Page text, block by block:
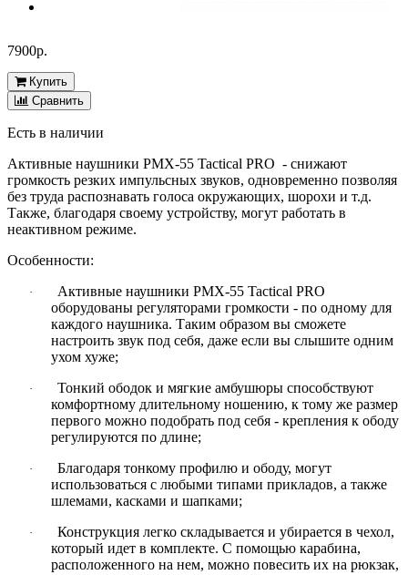
7900р.
Купить
Сравнить
Есть в наличии
Активные наушники PMX-55 Tactical PRO - снижают
громкость резких импульсных звуков, одновременно позволяя
без труда распознавать голоса окружающих, шорохи и т.д.
Также, благодаря своему устройству, могут работать в
неактивном режиме.
Особенности:
·
Активные наушники PMX-55 Tactical PRO
оборудованы регуляторами громкости - по одному для
каждого наушника. Таким образом вы сможете
настроить звук под себя, даже если вы слышите одним
ухом хуже;
·
Тонкий ободок и мягкие амбушюры способствуют
комфортному длительному ношению, к тому же размер
первого можно подобрать под себя - крепления к ободу
регулируются по длине;
·
Благодаря тонкому профилю и ободу, могут
использоваться с любыми типами прикладов, а также
шлемами, касками и шапками;
·
Конструкция легко складывается и убирается в чехол,
который идет в комплекте. С помощью карабина,
расположенного на нем, можно повесить их на рюкзак,